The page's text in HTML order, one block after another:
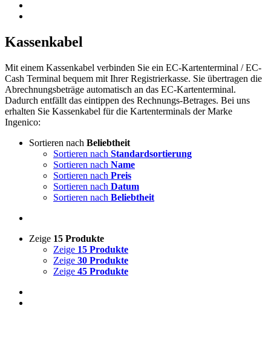
Kassenkabel
Mit einem Kassenkabel verbinden Sie ein EC-Kartenterminal / EC-
Cash Terminal bequem mit Ihrer Registrierkasse. Sie übertragen die
Abrechnungsbeträge automatisch an das EC-Kartenterminal.
Dadurch entfällt das eintippen des Rechnungs-Betrages. Bei uns
erhalten Sie Kassenkabel für die Kartenterminals der Marke
Ingenico:
Sortieren nach Beliebtheit
Sortieren nach Standardsortierung
Sortieren nach Name
Sortieren nach Preis
Sortieren nach Datum
Sortieren nach Beliebtheit
Zeige 15 Produkte
Zeige 15 Produkte
Zeige 30 Produkte
Zeige 45 Produkte